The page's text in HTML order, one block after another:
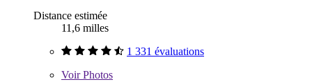
Distance estimée
11,6 milles
1 331 évaluations
VoirPhotos